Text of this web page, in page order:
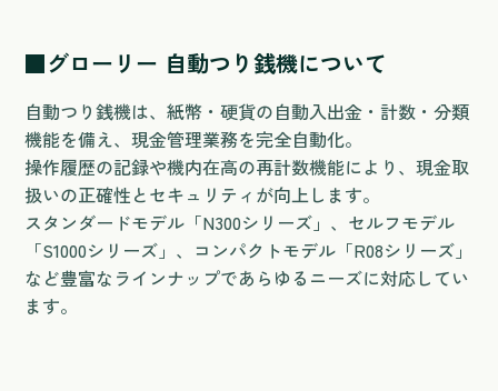
■グローリー 自動つり銭機について
自動つり銭機は、紙幣・硬貨の自動入出金・計数・分類
機能を備え、現金管理業務を完全自動化。
操作履歴の記録や機内在高の再計数機能により、現金取
扱いの正確性とセキュリティが向上します。
スタンダードモデル「N300シリーズ」、セルフモデル
「S1000シリーズ」、コンパクトモデル「R08シリーズ」
など豊富なラインナップであらゆるニーズに対応してい
ます。